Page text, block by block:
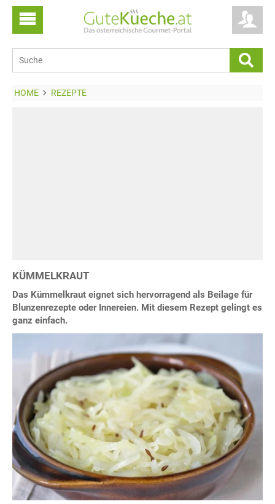
HOME REZEPTE
KÜMMELKRAUT
Das Kümmelkraut eignet sich hervorragend als Beilage für
Blunzenrezepte oder Innereien. Mit diesem Rezept gelingt es
ganz einfach.